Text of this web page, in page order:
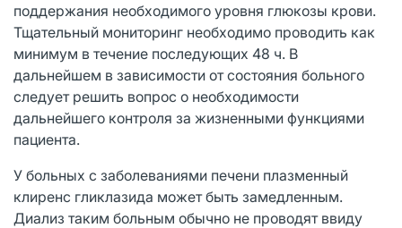
поддержания необходимого уровня глюкозы крови.
Тщательный мониторинг необходимо проводить как
минимум в течение последующих 48 ч. В
дальнейшем в зависимости от состояния больного
следует решить вопрос о необходимости
дальнейшего контроля за жизненными функциями
пациента.
У больных с заболеваниями печени плазменный
клиренс гликлазида может быть замедленным.
Диализ таким больным обычно не проводят ввиду